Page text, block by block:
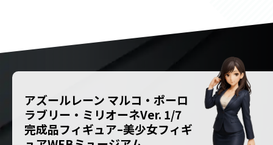
アズールレーン マルコ・ポーロ
ラブリー・ミリオーネVer. 1/7
完成品フィギュア–美少女フィギ